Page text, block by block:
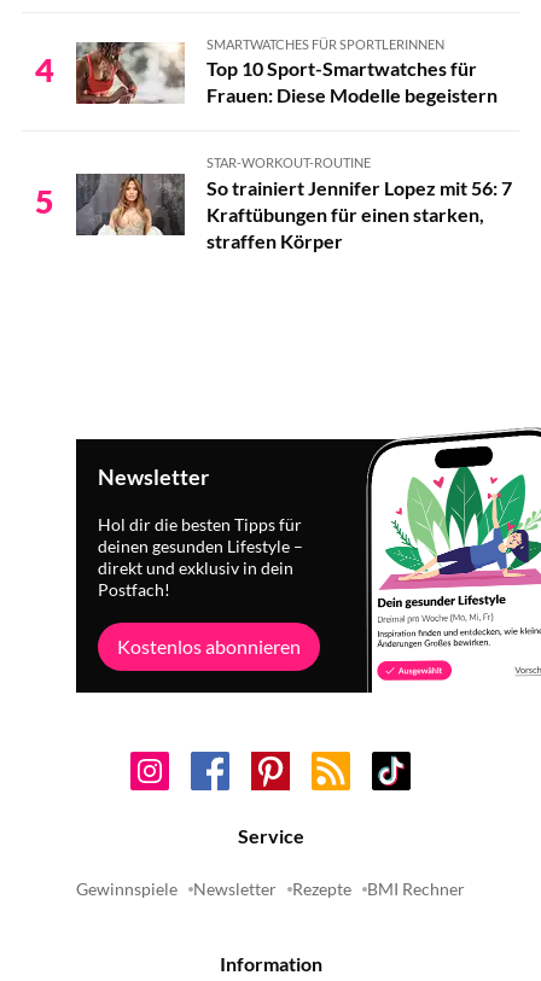
4
SMARTWATCHES FÜR SPORTLERINNEN
Top 10 Sport-Smartwatches für
Frauen: Diese Modelle begeistern
5
STAR-WORKOUT-ROUTINE
So trainiert Jennifer Lopez mit 56: 7
Kraftübungen für einen starken,
straffen Körper
Newsletter
Hol dir die besten Tipps für
deinen gesunden Lifestyle –
direkt und exklusiv in dein
Postfach!
Kostenlos abonnieren
Service
Gewinnspiele Newsletter Rezepte BMI Rechner
Information